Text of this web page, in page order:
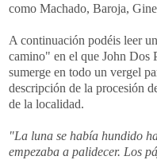
como Machado, Baroja,
A continuación podéis leer
camino" en el que John Dos
sumerge en todo un vergel
descripción de la procesión
de la localidad.
"La luna se había hundido
empezaba a palidecer. Los